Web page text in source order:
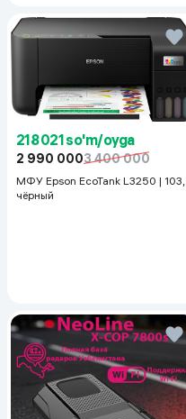
218 021 so'm/oyga
2 990 0003 400 000
МФУ Epson EcoTank L3250 | 103,
чёрный